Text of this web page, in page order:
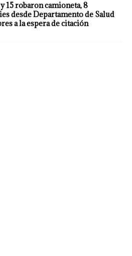
15 robaron camioneta, 8
desde Departamento de Salud
a la espera de citación